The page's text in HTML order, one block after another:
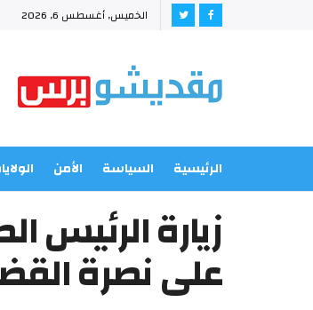
الخميس, أغسطس 6, 2026
الرئيسية السياسة الأمن
زيارة الرئيس
على نصرة